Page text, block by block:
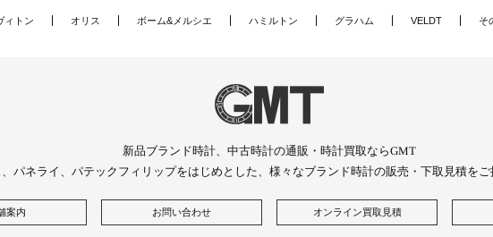
ィトン オリス ボーム&メルシエ ハミルトン グラハム VELDT そ
新品ブランド時計、中古時計の通販・時計買取ならGMT
パネライ、パテックフィリップをはじめとした、様々なブランド時計の販売・下取見積をご
案内 お問い合わせ オンライン買取見積